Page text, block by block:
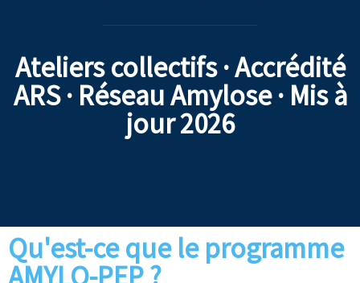
Ateliers collectifs · Accrédité
ARS · Réseau Amylose · Mis à
jour 2026
Qu'est-ce que le programme